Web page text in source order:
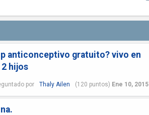
anticonceptivo gratuito? vivo en
hijos
por Thaly Ailen (120 puntos) Ene 10, 2015